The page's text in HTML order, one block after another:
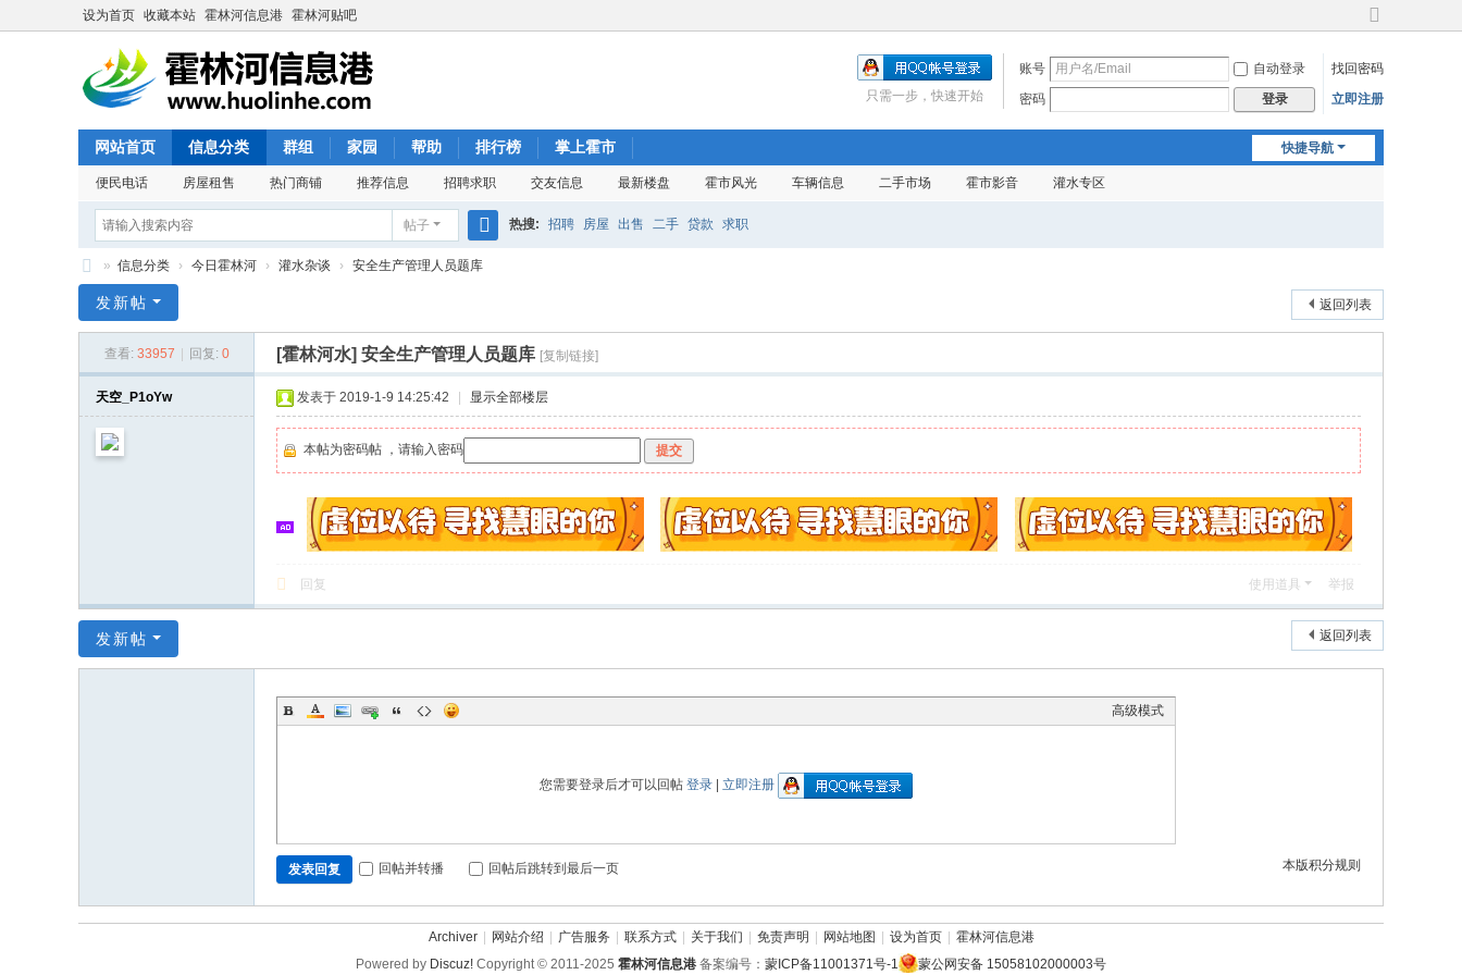
设为首页 收藏本站 霍林河信息港 霍林河贴吧
切
到
宽
账号 自动登录
找回密码
密码
登录 立即注册
只需一步，快速开始
快捷导航
网站首页 信息分类 群组 家园 帮助 排行榜 掌上霍市
便民电话 房屋租售 热门商铺 推荐信息 招聘求职 交友信息 最新楼盘 霍市风光 车辆信息 二手市场 霍市影音 灌水专区
帖子
搜
热搜: 招聘 房屋 出售 二手 贷款 求职
林
» 信息分类 › 今日霍林河 › 灌水杂谈 › 安全生产管理人员题库
返回列表
发新帖
查看: 33957 回复: 0 [霍林河水] 安全生产管理人员题库 [复制链接]
天空_P1oYw 发表于 2019-1-9 14:25:42 显示全部楼层
本帖为密码帖 ，请输入密码 提交
回复 使用道具 举报
返回列表
发新帖
高级模式
您需要登录后才可以回帖 登录 立即注册
本版积分规则
发表回复 回帖并转播 回帖后跳转到最后一页
Archiver 网站介绍 广告服务 联系方式 关于我们 免责声明 网站地图 设为首页
霍林河信息港
Powered by Discuz! Copyright © 2011-2025 霍林河信息港 备案编号： 蒙ICP备11001371号-1 蒙公网安备 15058102000003号